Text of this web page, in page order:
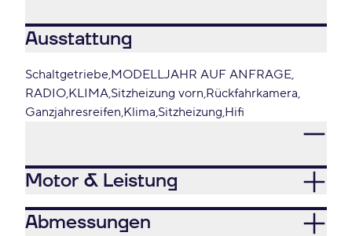
Ausstattung
Schaltgetriebe MODELLJAHR AUF ANFRAGE
RADIO KLIMA Sitzheizung vorn Rückfahrkamera
Ganzjahresreifen Klima Sitzheizung Hifi
Motor & Leistung
Abmessungen